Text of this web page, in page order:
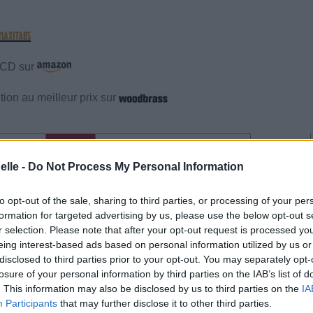
- Do Not Process My Personal Information
opt-out of the sale, sharing to third parties, or processing of your
for targeted advertising by us, please use the below opt-out
selection. Please note that after your opt-out request is processed
interest-based ads based on personal information utilized by us
to third parties prior to your opt-out. You may separately
of your personal information by third parties on the IAB’s list of
This information may also be disclosed by us to third parties on the
Participants that may further disclose it to other third parties.
sur
au meilleur prix sur
Photos Corrections & commentaires
cette traduction Corriger une erreur